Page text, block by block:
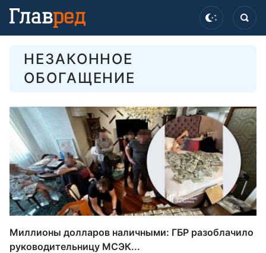
НЕЗАКОННОЕ
ОБОГАЩЕНИЕ
Миллионы долларов наличными: ГБР разоблачило
руководительницу МСЭК...